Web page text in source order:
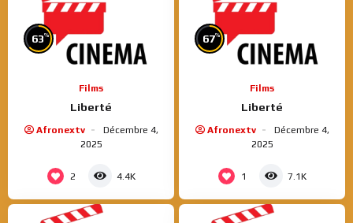
63%
Films
Liberté
Afronextv
Décembre 4,
2025
2 4.4K
67%
Films
Liberté
Afronextv
Décembre 4,
2025
1 7.1K